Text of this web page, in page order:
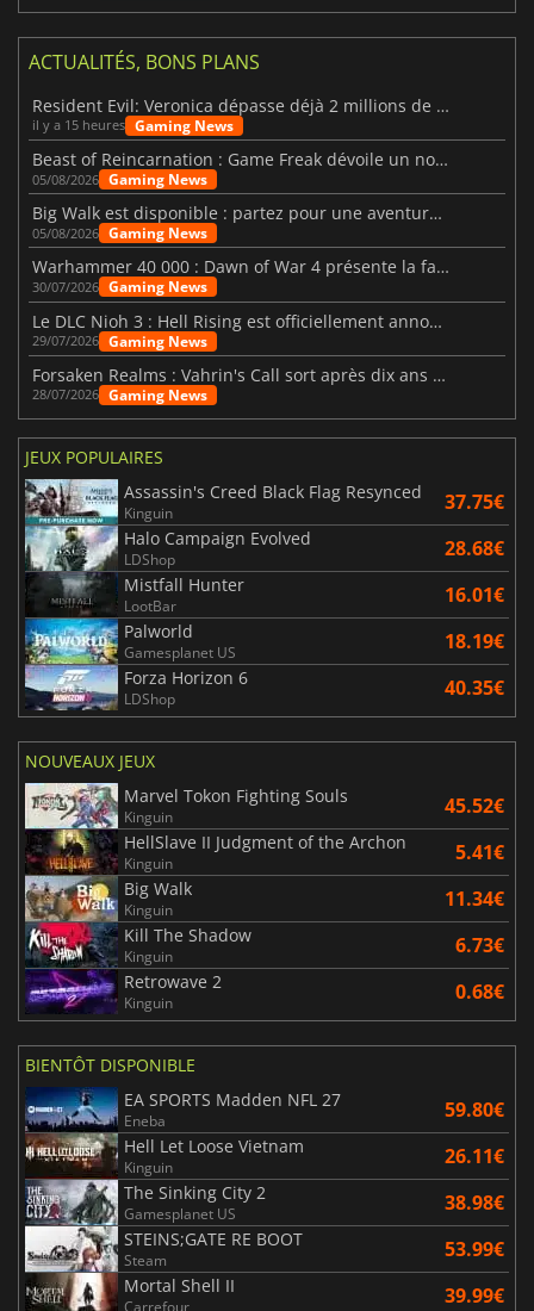
ACTUALITÉS, BONS PLANS
Resident Evil: Veronica dépasse déjà 2 millions de wishlists
il y a 15 heures Gaming News
Beast of Reincarnation : Game Freak dévoile un nouveau pari
05/08/2026 Gaming News
Big Walk est disponible : partez pour une aventure entre amis
05/08/2026 Gaming News
Warhammer 40 000 : Dawn of War 4 présente la faction des Nécrons
30/07/2026 Gaming News
Le DLC Nioh 3 : Hell Rising est officiellement annoncé
29/07/2026 Gaming News
Forsaken Realms : Vahrin's Call sort après dix ans de développement
28/07/2026 Gaming News
JEUX POPULAIRES
Assassin's Creed Black Flag Resynced
Kinguin 37.75€
Halo Campaign Evolved
LDShop 28.68€
Mistfall Hunter
LootBar 16.01€
Palworld
Gamesplanet US 18.19€
Forza Horizon 6
LDShop 40.35€
NOUVEAUX JEUX
Marvel Tokon Fighting Souls
Kinguin 45.52€
HellSlave II Judgment of the Archon
Kinguin 5.41€
Big Walk
Kinguin 11.34€
Kill The Shadow
Kinguin 6.73€
Retrowave 2
Kinguin 0.68€
BIENTÔT DISPONIBLE
EA SPORTS Madden NFL 27
Eneba 59.80€
Hell Let Loose Vietnam
Kinguin 26.11€
The Sinking City 2
Gamesplanet US 38.98€
STEINS;GATE RE BOOT
Steam 53.99€
Mortal Shell II
Carrefour 39.99€